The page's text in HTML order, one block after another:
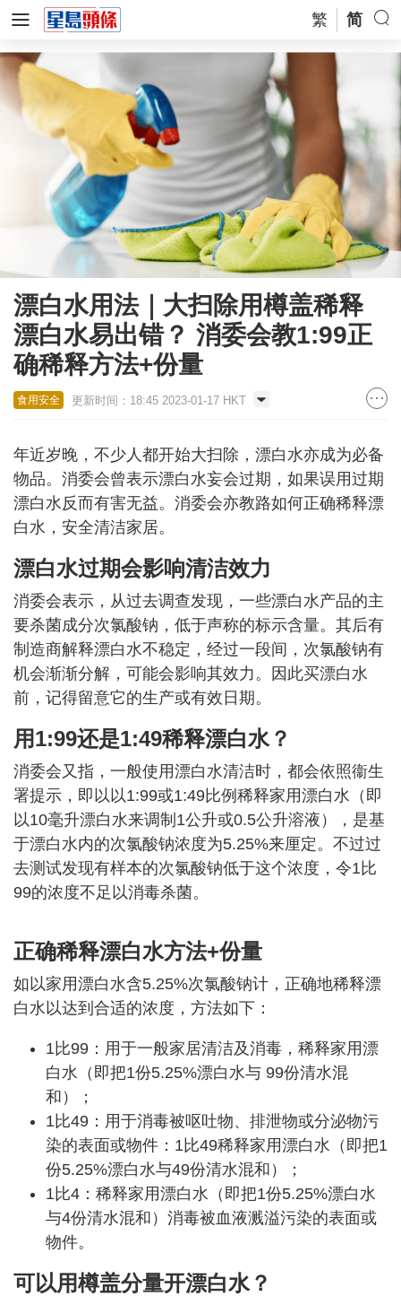
繁 简
漂白水用法｜大扫除用樽盖稀释
漂白水易出错？ 消委会教1:99正
确稀释方法+份量
食用安全 更新时间：18:45 2023-01-17 HKT
年近岁晚，不少人都开始大扫除，漂白水亦成为必备
物品。消委会曾表示漂白水妄会过期，如果误用过期
漂白水反而有害无益。消委会亦教路如何正确稀释漂
白水，安全清洁家居。
漂白水过期会影响清洁效力
消委会表示，从过去调查发现，一些漂白水产品的主
要杀菌成分次氯酸钠，低于声称的标示含量。其后有
制造商解释漂白水不稳定，经过一段间，次氯酸钠有
机会渐渐分解，可能会影响其效力。因此买漂白水
前，记得留意它的生产或有效日期。
用1:99还是1:49稀释漂白水？
消委会又指，一般使用漂白水清洁时，都会依照衞生
署提示，即以以1:99或1:49比例稀释家用漂白水（即
以10毫升漂白水来调制1公升或0.5公升溶液），是基
于漂白水内的次氯酸钠浓度为5.25%来厘定。不过过
去测试发现有样本的次氯酸钠低于这个浓度，令1比
99的浓度不足以消毒杀菌。
正确稀释漂白水方法+份量
如以家用漂白水含5.25%次氯酸钠计，正确地稀释漂
白水以达到合适的浓度，方法如下：
1比99：用于一般家居清洁及消毒，稀释家用漂
白水（即把1份5.25%漂白水与 99份清水混
和）；
1比49：用于消毒被呕吐物、排泄物或分泌物污
染的表面或物件：1比49稀释家用漂白水（即把1
份5.25%漂白水与49份清水混和）；
1比4：稀释家用漂白水（即把1份5.25%漂白水
与4份清水混和）消毒被血液溅溢污染的表面或
物件。
可以用樽盖分量开漂白水？